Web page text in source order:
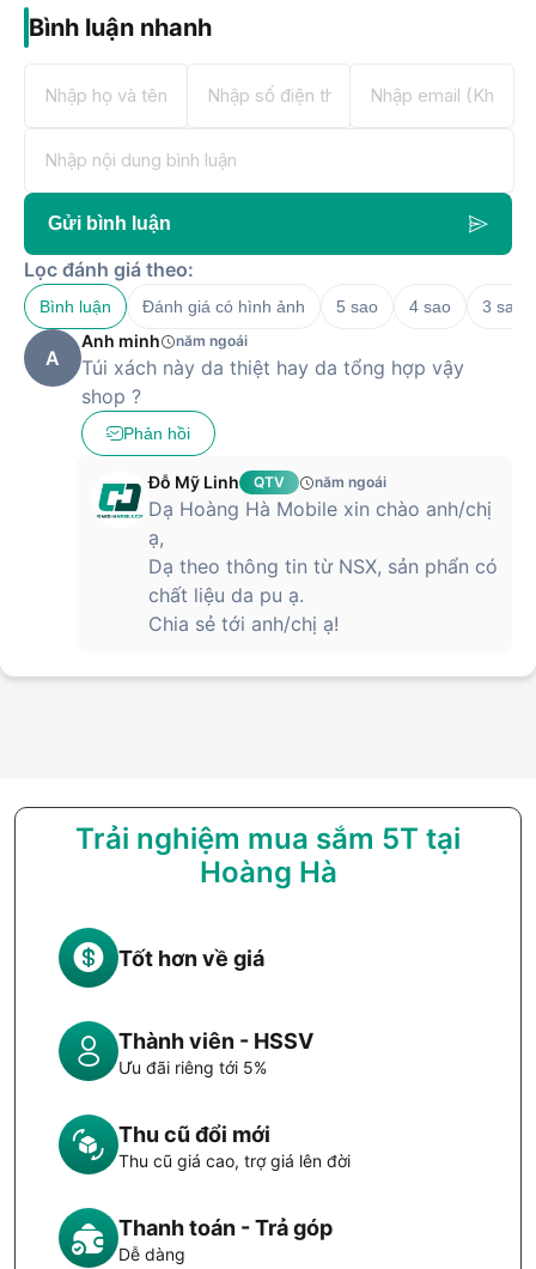
Bình luận nhanh
Gửi bình luận
Lọc đánh giá theo:
Bình luận Đánh giá có hình ảnh 5 sao 4 sao 3 sao
A
Anh minh năm ngoái
Túi xách này da thiệt hay da tổng hợp vậy
shop ?
Phản hồi
Đỗ Mỹ Linh QTV năm ngoái
Dạ Hoàng Hà Mobile xin chào anh/chị
ạ,
Dạ theo thông tin từ NSX, sản phẩn có
chất liệu da pu ạ.
Chia sẻ tới anh/chị ạ!
Trải nghiệm mua sắm 5T tại
Hoàng Hà
Tốt hơn về giá
Thành viên - HSSV
Ưu đãi riêng tới 5%
Thu cũ đổi mới
Thu cũ giá cao, trợ giá lên đời
Thanh toán - Trả góp
Dễ dàng